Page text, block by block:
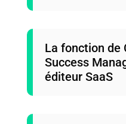
La fonction de
Success
éditeur SaaS